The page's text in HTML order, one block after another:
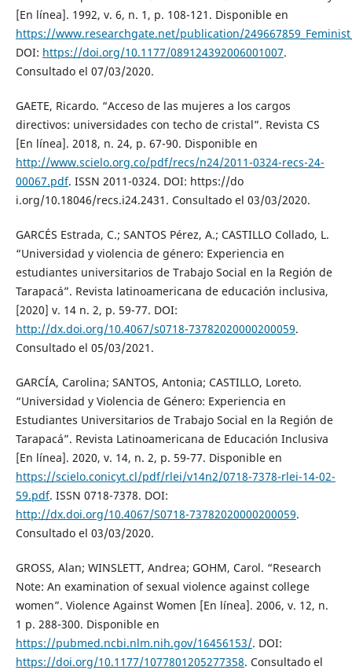
[En línea]. 1992, v. 6, n. 1, p. 108-121. Disponible en
https://www.researchgate.net/publication/
DOI: https://doi.org/10.1177/089124392006001007.
Consultado el 07/03/2020.
GAETE, Ricardo. “Acceso de las mujeres a los cargos
directivos: universidades con techo de cristal”. Revista CS
[En línea]. 2018, n. 24, p. 67-90. Disponible en
http://www.scielo.org.co/pdf/recs/n24/2011-0324-recs-24-
00067.pdf. ISSN 2011-0324. DOI: https://do
i.org/10.18046/recs.i24.2431. Consultado el 03/03/2020.
GARCÉS Estrada, C.; SANTOS Pérez, A.; CASTILLO Collado, L.
“Universidad y violencia de género: Experiencia en
estudiantes universitarios de Trabajo Social en la Región de
Tarapacá”. Revista latinoamericana de educación inclusiva,
[2020] v. 14 n. 2, p. 59-77. DOI:
http://dx.doi.org/10.4067/s0718-73782020000200059.
Consultado el 05/03/2021.
GARCÍA, Carolina; SANTOS, Antonia; CASTILLO, Loreto.
“Universidad y Violencia de Género: Experiencia en
Estudiantes Universitarios de Trabajo Social en la Región de
Tarapacá”. Revista Latinoamericana de Educación Inclusiva
[En línea]. 2020, v. 14, n. 2, p. 59-77. Disponible en
https://scielo.conicyt.cl/pdf/rlei/v14n2/0718-7378-rlei-14-02-
59.pdf. ISSN 0718-7378. DOI:
http://dx.doi.org/10.4067/S0718-73782020000200059.
Consultado el 03/03/2020.
GROSS, Alan; WINSLETT, Andrea; GOHM, Carol. “Research
Note: An examination of sexual violence against college
women”. Violence Against Women [En línea]. 2006, v. 12, n.
1 p. 288-300. Disponible en
https://pubmed.ncbi.nlm.nih.gov/16456153/. DOI:
https://doi.org/10.1177/1077801205277358. Consultado el